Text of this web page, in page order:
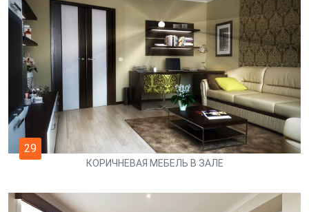
29
КОРИЧНЕВАЯ МЕБЕЛЬ В ЗАЛЕ